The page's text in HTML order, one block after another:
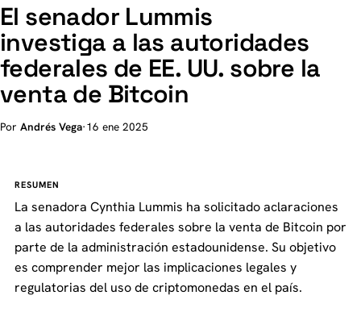
El senador Lummis
investiga a las autoridades
federales de EE. UU. sobre la
venta de Bitcoin
Por Andrés Vega·16 ene 2025
RESUMEN
La senadora Cynthia Lummis ha solicitado aclaraciones
a las autoridades federales sobre la venta de Bitcoin por
parte de la administración estadounidense. Su objetivo
es comprender mejor las implicaciones legales y
regulatorias del uso de criptomonedas en el país.